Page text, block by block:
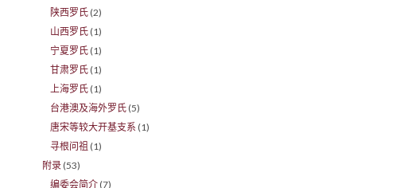
陕西罗氏 (2)
山西罗氏 (1)
宁夏罗氏 (1)
甘肃罗氏 (1)
上海罗氏 (1)
台港澳及海外罗氏 (5)
唐宋等较大开基支系 (1)
寻根问祖 (1)
附录 (53)
编委会简介 (7)